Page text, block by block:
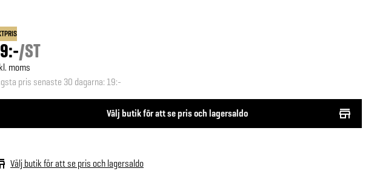
/ST
moms
pris senaste 30 dagarna: 19:-
Välj butik för att se pris och lagersaldo
Välj butik för att se pris och lagersaldo